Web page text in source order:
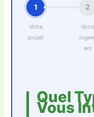
1 2
Votre
projet
Votre
ent
Quel
Vous